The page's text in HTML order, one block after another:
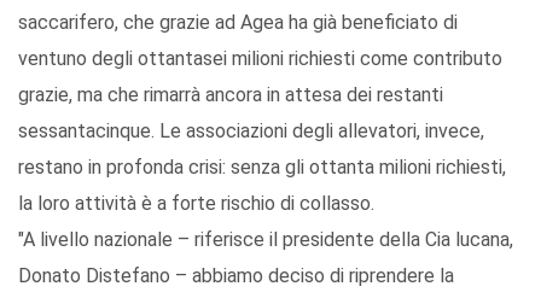
saccarifero, che grazie ad Agea ha già beneficiato di
ventuno degli ottantasei milioni richiesti come contributo
grazie, ma che rimarrà ancora in attesa dei restanti
sessantacinque. Le associazioni degli allevatori, invece,
restano in profonda crisi: senza gli ottanta milioni richiesti,
la loro attività è a forte rischio di collasso.
"A livello nazionale – riferisce il presidente della Cia lucana,
Donato Distefano – abbiamo deciso di riprendere la